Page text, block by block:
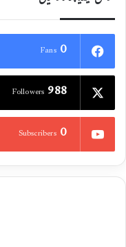
0
Fans
988
Followers
0
Subscribers